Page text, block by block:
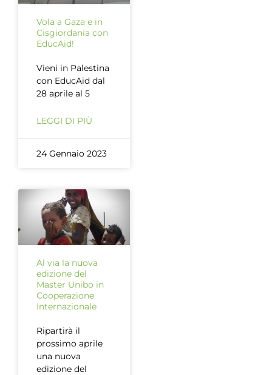
Vola a Gaza e in
Cisgiordania con
EducAid!
Vieni in Palestina
con EducAid dal
28 aprile al 5
LEGGI DI PIÙ
24 Gennaio 2023
Al via la nuova
edizione del
Master Unibo in
Cooperazione
Internazionale
Ripartirà il
prossimo aprile
una nuova
edizione del